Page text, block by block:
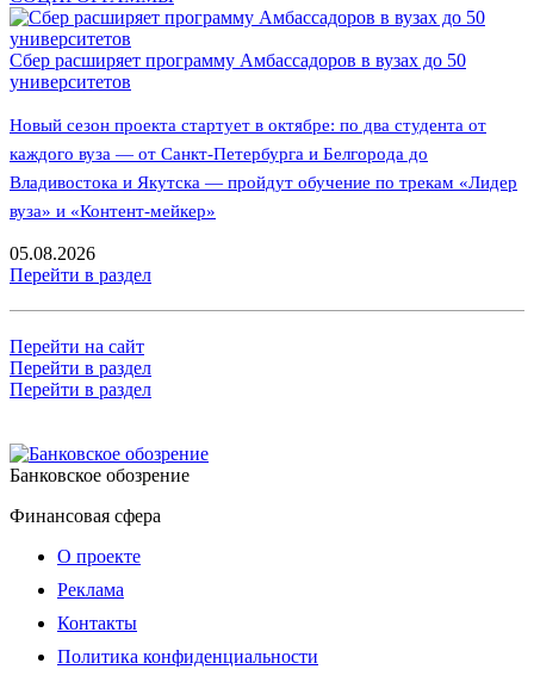
Сбер расширяет программу Амбассадоров в вузах до 50
университетов
Новый сезон проекта стартует в октябре: по два студента от
каждого вуза — от Санкт-Петербурга и Белгорода до
Владивостока и Якутска — пройдут обучение по трекам «Лидер
вуза» и «Контент-мейкер»
05.08.2026
Перейти в раздел
Перейти на сайт
Перейти в раздел
Перейти в раздел
Банковское обозрение
Финансовая сфера
О проекте
Реклама
Контакты
Политика конфиденциальности